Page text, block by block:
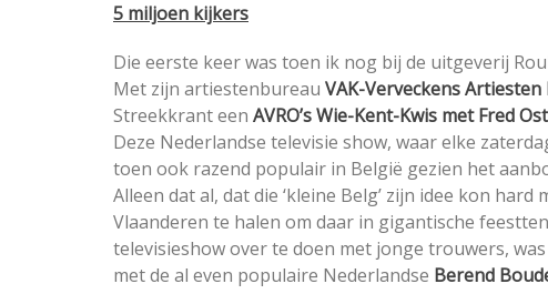
5 miljoen kijkers
Die eerste keer was toen ik nog bij de uitgeverij
Met zijn artiestenbureau VAK-Verveckens Artiesten
Streekkrant een AVRO’s Wie-Kent-Kwis met Fred
Deze Nederlandse televisie show, waar elke
toen ook razend populair in België gezien het
Alleen dat al, dat die ‘kleine Belg’ zijn idee kon
Vlaanderen te halen om daar in gigantische
televisieshow over te doen met jonge trouwers,
met de al even populaire Nederlandse Berend